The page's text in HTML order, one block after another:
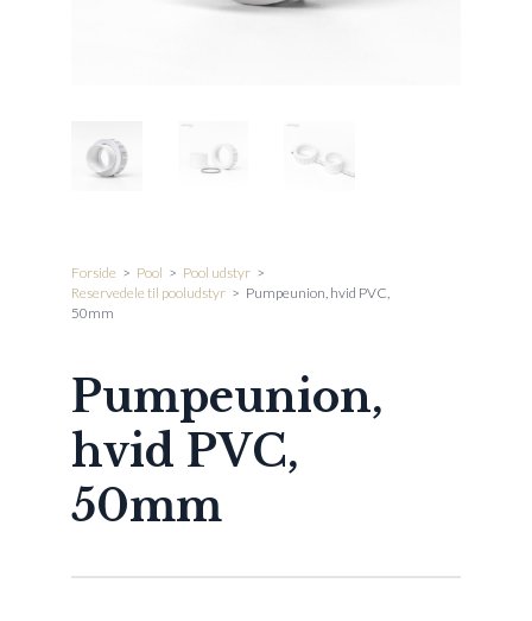
Forside > Pool > Pool udstyr >
Reservedele til pooludstyr > Pumpeunion, hvid PVC,
50mm
Pumpeunion,
hvid PVC,
50mm